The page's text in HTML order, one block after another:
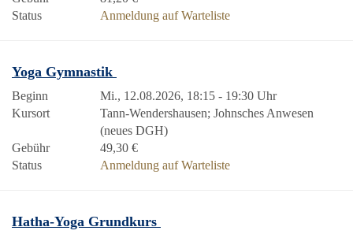
Status
Anmeldung auf Warteliste
Yoga Gymnastik
Beginn
Mi., 12.08.2026, 18:15 - 19:30 Uhr
Kursort
Tann-Wendershausen; Johnsches Anwesen
(neues DGH)
Gebühr
49,30 €
Status
Anmeldung auf Warteliste
Hatha-Yoga Grundkurs